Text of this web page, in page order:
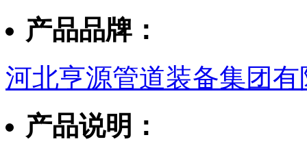
产品品牌：
河北亨源管道装备集团有
产品说明：